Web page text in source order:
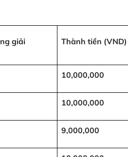
giải Thành tiền (VND)
10,000,000
10,000,000
9,000,000